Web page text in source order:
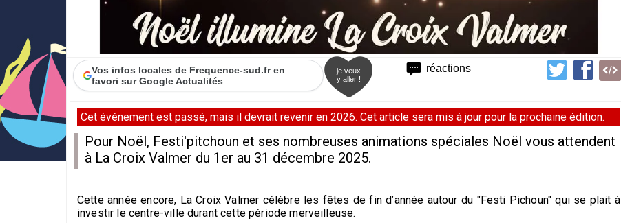
réactions
Vos infos locales de Frequence-sud.fr en
favori sur Google Actualités
je veux
y aller !
Cet événement est passé, mais il devrait revenir en 2026. Cet article sera mis à jour pour la prochaine édition.
Pour Noël, Festi'pitchoun et ses nombreuses animations spéciales Noël vous attendent
à La Croix Valmer du 1er au 31 décembre 2025.
Cette année encore, La Croix Valmer célèbre les fêtes de fin d’année autour du "Festi Pichoun" qui se plait à
investir le centre-ville durant cette période merveilleuse.